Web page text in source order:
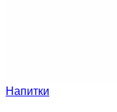
Напитки